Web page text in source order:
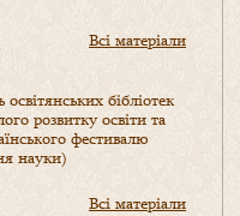
Всі матеріали
бібліотек
розвитку освіти та
фестивалю
науки)
Всі матеріали